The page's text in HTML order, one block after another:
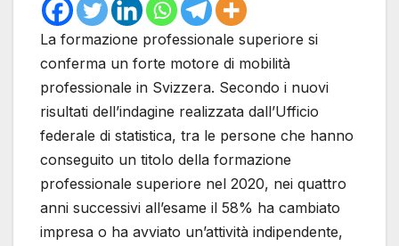
La formazione professionale superiore si
conferma un forte motore di mobilità
professionale in Svizzera. Secondo i nuovi
risultati dell’indagine realizzata dall’Ufficio
federale di statistica, tra le persone che hanno
conseguito un titolo della formazione
professionale superiore nel 2020, nei quattro
anni successivi all’esame il 58% ha cambiato
impresa o ha avviato un’attività indipendente,